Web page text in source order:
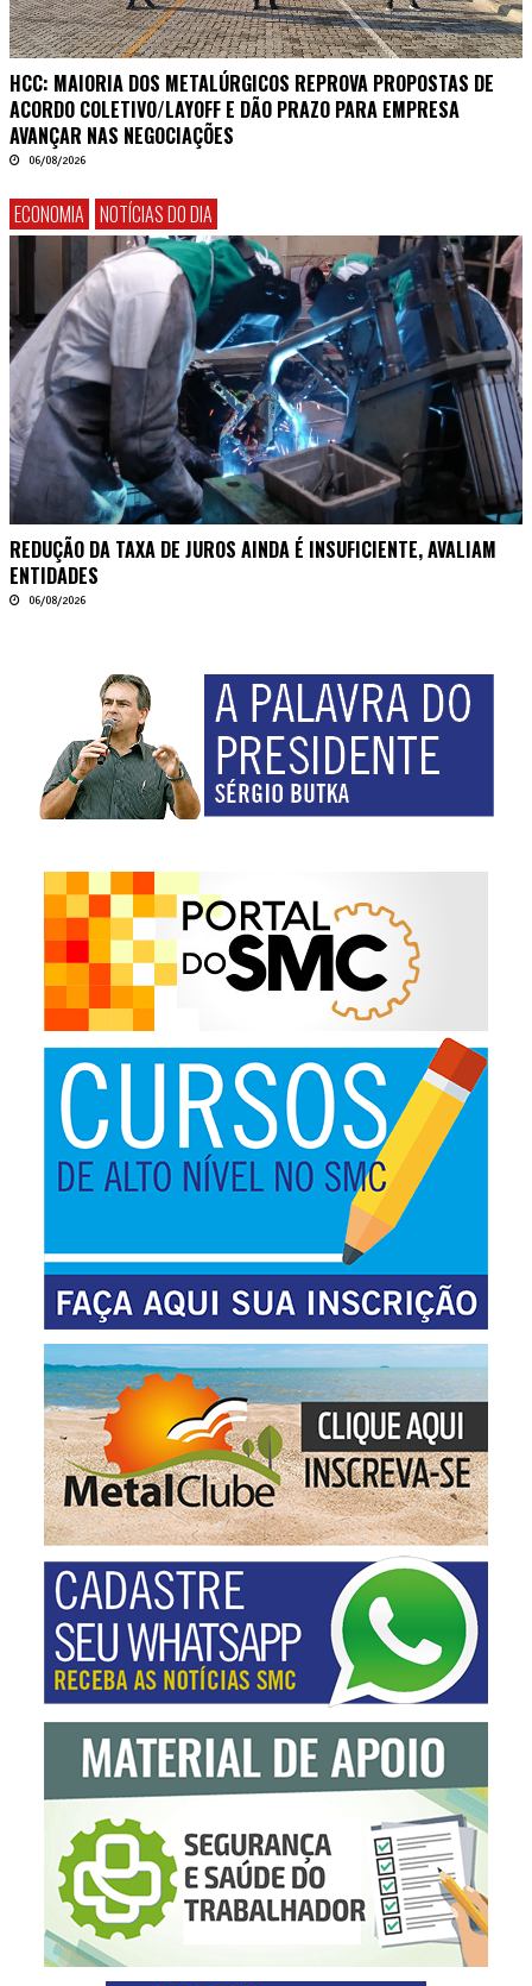
HCC: MAIORIA DOS METALÚRGICOS REPROVA PROPOSTAS DE
ACORDO COLETIVO/LAYOFF E DÃO PRAZO PARA EMPRESA
AVANÇAR NAS NEGOCIAÇÕES
06/08/2026
ECONOMIA NOTÍCIAS DO DIA
REDUÇÃO DA TAXA DE JUROS AINDA É INSUFICIENTE, AVALIAM
ENTIDADES
06/08/2026